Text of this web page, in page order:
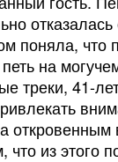
отказалась
поняла, что
на
треки, 41-
откровенным
что из этого